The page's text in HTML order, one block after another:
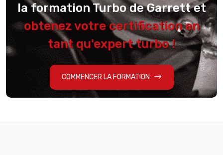
la formation Turbo de Garrett et
obtenez votre certification en
tant qu'expert turbo !
COMMENCER LA FORMATION